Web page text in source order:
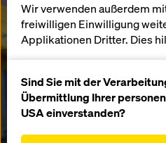
Wir verwenden außerdem
freiwilligen Einwilligung
Applikationen Dritter. Dies
die Funktionalität
verbessern (Funktionale
Sind Sie mit der
Übermittlung Ihrer
USA einverstanden?